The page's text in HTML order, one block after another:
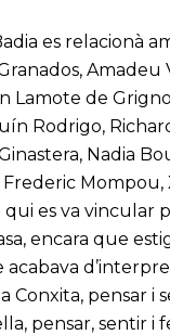
es relacionà
Amadeu
Lamote de
Rodrigo,
Nadia
es va vincular
encara que
acabava
pensar i
pensar, sentir i